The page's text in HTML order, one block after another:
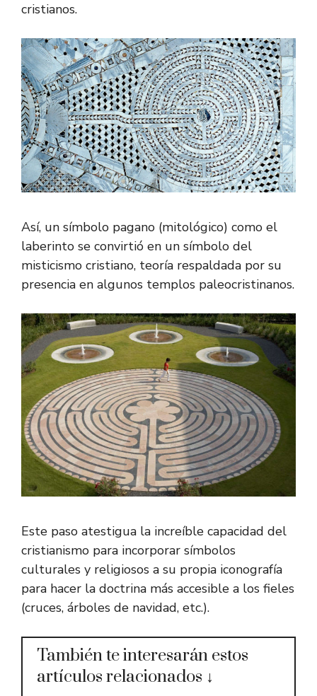
cristianos.
Así, un símbolo pagano (mitológico) como el
laberinto se convirtió en un símbolo del
misticismo cristiano, teoría respaldada por su
presencia en algunos templos paleocristinanos.
Este paso atestigua la increíble capacidad del
cristianismo para incorporar símbolos
culturales y religiosos a su propia iconografía
para hacer la doctrina más accesible a los fieles
(cruces, árboles de navidad, etc.).
También te interesarán estos
artículos relacionados ↓